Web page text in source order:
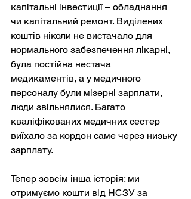
капітальні інвестиції – обладнання
чи капітальний ремонт. Виділених
коштів ніколи не вистачало для
нормального забезпечення лікарні,
була постійна нестача
медикаментів, а у медичного
персоналу були мізерні зарплати,
люди звільнялися. Багато
кваліфікованих медичних сестер
виїхало за кордон саме через низьку
зарплату.
Тепер зовсім інша історія: ми
отримуємо кошти від НСЗУ за